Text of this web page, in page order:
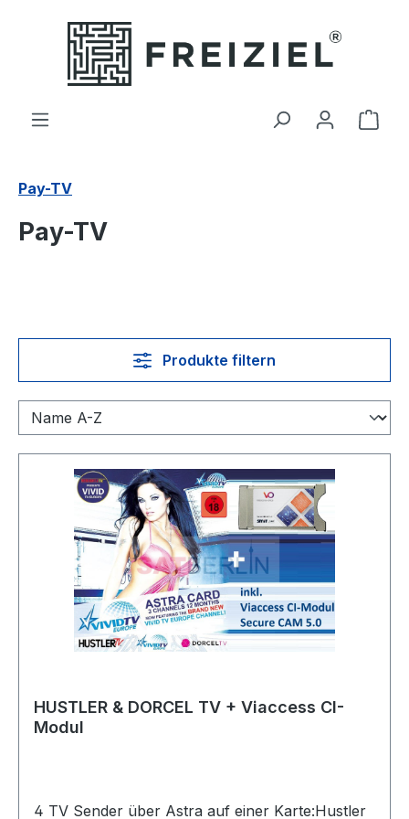
Zum Hauptinhalt springen
Pay-TV
Pay-TV
Produkte filtern
HUSTLER & DORCEL TV + Viaccess CI-
Modul
4 TV Sender über Astra auf einer Karte:Hustler